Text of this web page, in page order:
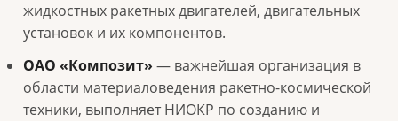
жидкостных ракетных двигателей, двигательных
установок и их компонентов.
ОАО «Композит» — важнейшая организация в
области материаловедения ракетно-космической
техники, выполняет НИОКР по созданию и